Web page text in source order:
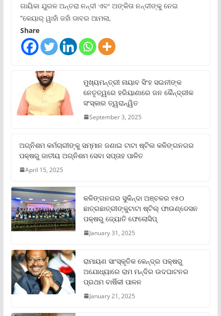
ଗାୟିକା ଯୁଗଳ ଅନ୍ତରା ନନ୍ଦୀ ଏବଂ ଅଙ୍କିତା ନନ୍ଦୀଙ୍କୁ ନେଇ
“କେୟାର୍ ୱାହାଁ ଜହାଁ ଡାବର ଆମଲା,
Share
ମୁଖ୍ୟମନ୍ତ୍ରୀ ନାୟାବ ସିଂହ ସଇନୀଙ୍କ
ନେତୃତ୍ୱରେ ହରିୟାଣାରେ ଜନ କୈନ୍ଦ୍ରୀକ
ସଂସ୍କାର ତ୍ୱରାନ୍ୱିତ
September 3, 2025
ଅଗ୍ନିଶମ କର୍ମଚାରୀଙ୍କୁ ସମ୍ମାନ ଜଣାଇ ଟାଟା ଷ୍ଟିଲ କଳିଙ୍ଗନଗର
ପକ୍ଷରୁ ଜାତୀୟ ଅଗ୍ନିଶମ ସେବା ସପ୍ତାହ ପାଳିତ
April 15, 2025
କଳିଙ୍ଗନଗର ସୁକିନ୍ଦା ଅଞ୍ଚଳର ୧୫୦
ଛାତ୍ରଛାତ୍ରୀଙ୍କୁଟାଟା ଷ୍ଟିଲ୍ ଫାଉଣ୍ଡେସନ
ପକ୍ଷରୁ ଜ୍ୟୋତି ଫେଲୋସିପ୍‌
January 31, 2025
ରାମାୟଣ ସାଂସ୍କୃତିକ କେନ୍ଦ୍ର ପକ୍ଷରୁ
ଅଯୋଧ୍ୟାରେ ରାମ ମନ୍ଦିର ଉଦଘାଟନର
ପ୍ରଥମ ବାର୍ଷିକୀ ପାଳନ
January 21, 2025